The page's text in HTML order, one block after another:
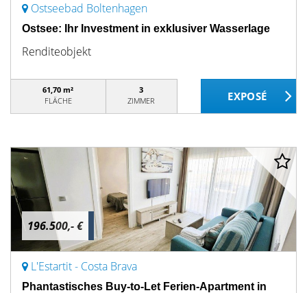
Ostseebad Boltenhagen
Ostsee: Ihr Investment in exklusiver Wasserlage
Renditeobjekt
61,70 m²
FLÄCHE
3
ZIMMER
196.500,- €
L'Estartit - Costa Brava
Phantastisches Buy-to-Let Ferien-Apartment in